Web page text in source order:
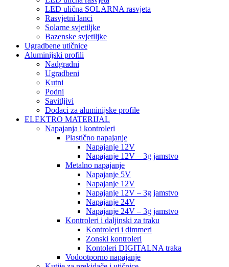
LED ulična SOLARNA rasvjeta
Rasvjetni lanci
Solarne svjetiljke
Bazenske svjetiljke
Ugradbene utičnice
Aluminijski profili
Nadgradni
Ugradbeni
Kutni
Podni
Savitljivi
Dodaci za aluminijske profile
ELEKTRO MATERIJAL
Napajanja i kontroleri
Plastično napajanje
Napajanje 12V
Napajanje 12V – 3g jamstvo
Metalno napajanje
Napajanje 5V
Napajanje 12V
Napajanje 12V – 3g jamstvo
Napajanje 24V
Napajanje 24V – 3g jamstvo
Kontroleri i daljinski za traku
Kontroleri i dimmeri
Zonski kontroleri
Kontoleri DIGITALNA traka
Vodootporno napajanje